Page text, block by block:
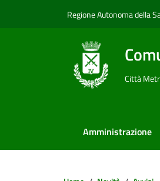
Regione Autonoma della
Città
Amministrazione